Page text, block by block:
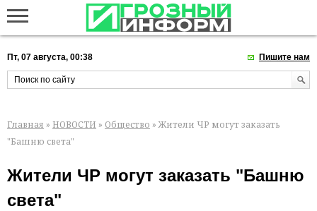
Пт, 07 августа, 00:38 Пишите нам
Главная » НОВОСТИ » Общество » Жители ЧР могут заказать
"Башню света"
Жители ЧР могут заказать "Башню
света"